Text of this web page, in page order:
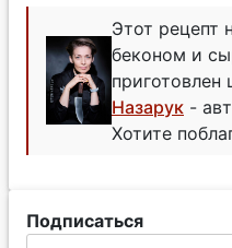
Этот рецепт
беконом и
Назарук -
Хотите
Подписаться